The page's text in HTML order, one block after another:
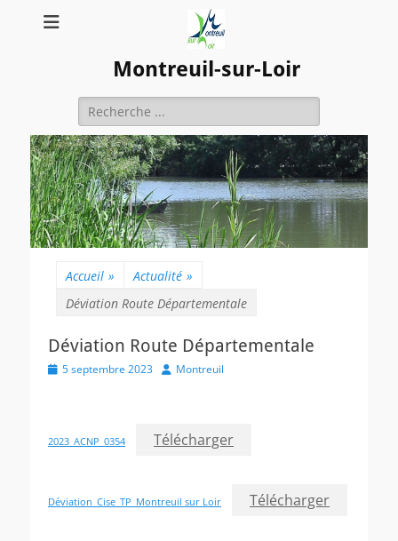
Montreuil-sur-Loir
Rechercher :
Accueil » Actualité »
Déviation Route Départementale
Déviation Route Départementale
Posted
5 septembre 2023 AuthorMontreuil
2023_ACNP_0354 Télécharger
Déviation_Cise_TP_Montreuil sur Loir Télécharger